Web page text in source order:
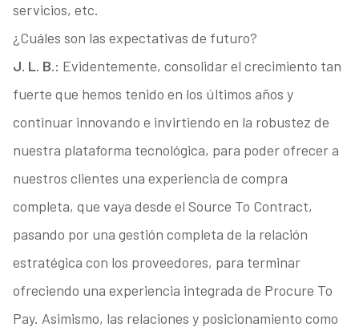
servicios, etc.
¿Cuáles son las expectativas de futuro?
J. L. B.: Evidentemente, consolidar el crecimiento tan
fuerte que hemos tenido en los últimos años y
continuar innovando e invirtiendo en la robustez de
nuestra plataforma tecnológica, para poder ofrecer a
nuestros clientes una experiencia de compra
completa, que vaya desde el Source To Contract,
pasando por una gestión completa de la relación
estratégica con los proveedores, para terminar
ofreciendo una experiencia integrada de Procure To
Pay. Asimismo, las relaciones y posicionamiento como